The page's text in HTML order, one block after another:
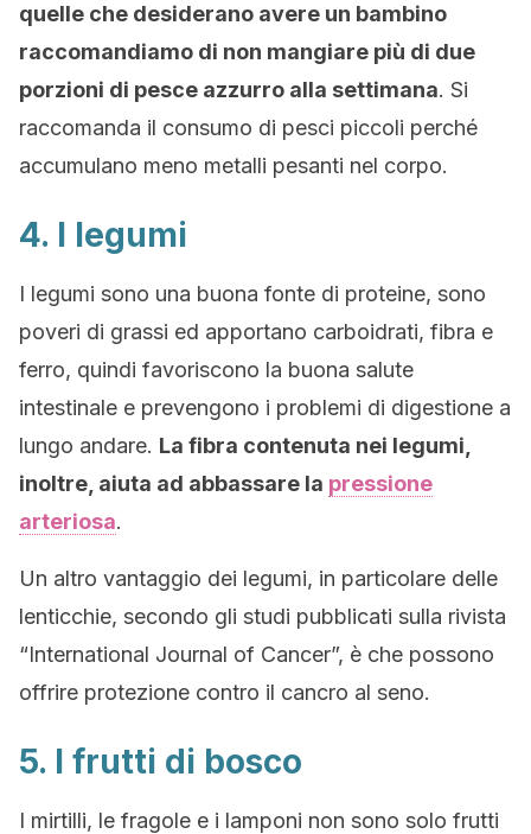
quelle che desiderano avere un bambino
raccomandiamo di non mangiare più di due
porzioni di pesce azzurro alla settimana. Si
raccomanda il consumo di pesci piccoli perché
accumulano meno metalli pesanti nel corpo.
4. I legumi
I legumi sono una buona fonte di proteine, sono
poveri di grassi ed apportano carboidrati, fibra e
ferro, quindi favoriscono la buona salute
intestinale e prevengono i problemi di digestione a
lungo andare. La fibra contenuta nei legumi,
inoltre, aiuta ad abbassare la pressione
arteriosa.
Un altro vantaggio dei legumi, in particolare delle
lenticchie, secondo gli studi pubblicati sulla rivista
“International Journal of Cancer”, è che possono
offrire protezione contro il cancro al seno.
5. I frutti di bosco
I mirtilli, le fragole e i lamponi non sono solo frutti